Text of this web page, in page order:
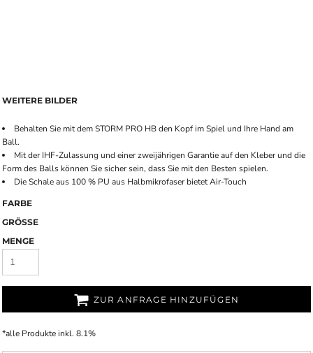
WEITERE BILDER
Behalten Sie mit dem STORM PRO HB den Kopf im Spiel und Ihre Hand am
Ball.
Mit der IHF-Zulassung und einer zweijährigen Garantie auf den Kleber und die
Form des Balls können Sie sicher sein, dass Sie mit den Besten spielen.
Die Schale aus 100 % PU aus Halbmikrofaser bietet Air-Touch
FARBE
GRÖSSE
MENGE
ZUR ANFRAGE HINZUFÜGEN
*alle Produkte inkl. 8.1%